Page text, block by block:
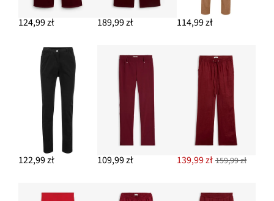
124,99 zł 189,99 zł 114,99 zł
122,99 zł 109,99 zł 139,99 zł 159,99 zł